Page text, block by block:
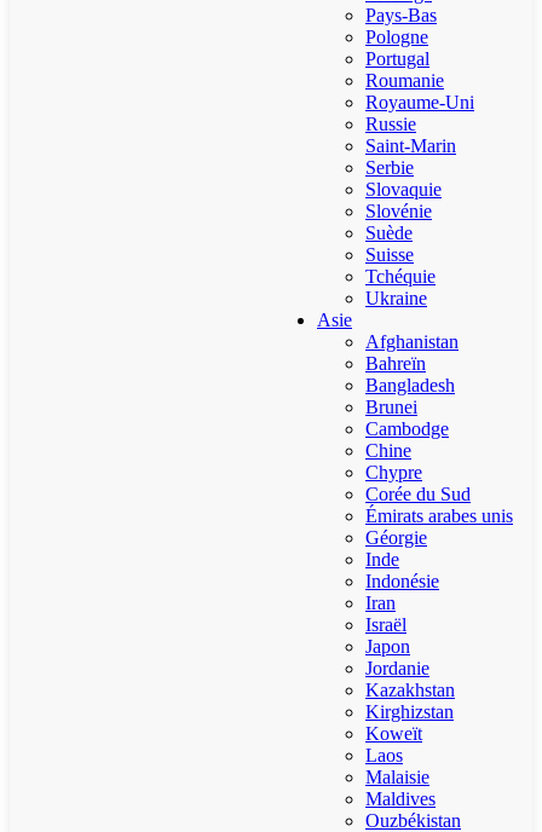
Pays-Bas
Pologne
Portugal
Roumanie
Royaume-Uni
Russie
Saint-Marin
Serbie
Slovaquie
Slovénie
Suède
Suisse
Tchéquie
Ukraine
Asie
Afghanistan
Bahreïn
Bangladesh
Brunei
Cambodge
Chine
Chypre
Corée du Sud
Émirats arabes unis
Géorgie
Inde
Indonésie
Iran
Israël
Japon
Jordanie
Kazakhstan
Kirghizstan
Koweït
Laos
Malaisie
Maldives
Ouzbékistan